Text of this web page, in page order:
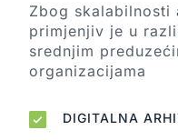
Zbog skalabilnosti
primjenjiv je u
srednjim
organizacijama
DIGITALNA